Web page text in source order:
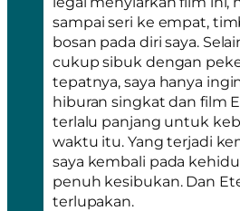
sampai seri ke empat,
bosan pada diri saya.
cukup sibuk dengan
tepatnya, saya hanya
hiburan singkat dan film
terlalu panjang untuk
waktu itu. Yang terjadi
saya kembali pada
penuh kesibukan. Dan
terlupakan.